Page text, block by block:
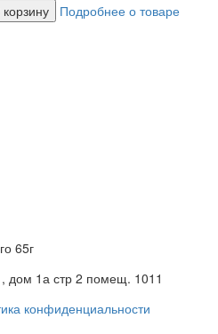
Подробнее о товаре
65г
дом 1а стр 2 помещ. 1011
конфиденциальности